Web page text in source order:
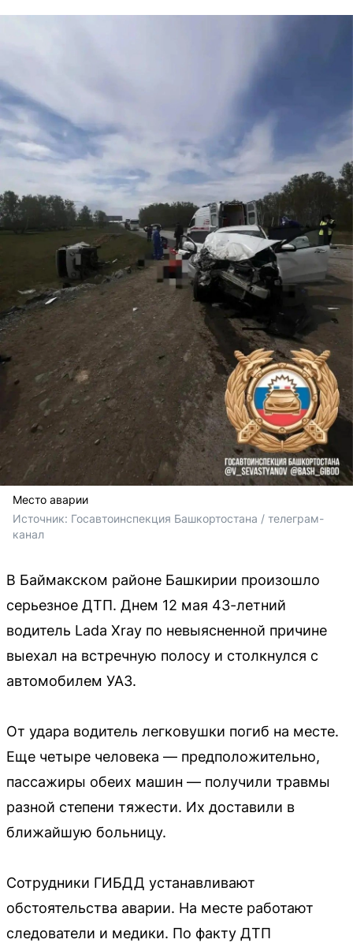
Место аварии
Источник: Госавтоинспекция Башкортостана / телеграм-
канал
В Баймакском районе Башкирии произошло
серьезное ДТП. Днем 12 мая 43-летний
водитель Lada Xray по невыясненной причине
выехал на встречную полосу и столкнулся с
автомобилем УАЗ.
От удара водитель легковушки погиб на месте.
Еще четыре человека — предположительно,
пассажиры обеих машин — получили травмы
разной степени тяжести. Их доставили в
ближайшую больницу.
Сотрудники ГИБДД устанавливают
обстоятельства аварии. На месте работают
следователи и медики. По факту ДТП